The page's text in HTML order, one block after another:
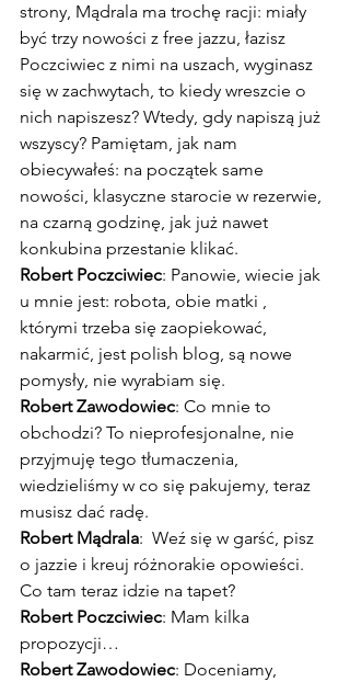
strony, Mądrala ma trochę racji: miały
być trzy nowości z free jazzu, łazisz
Poczciwiec z nimi na uszach, wyginasz
się w zachwytach, to kiedy wreszcie o
nich napiszesz? Wtedy, gdy napiszą już
wszyscy? Pamiętam, jak nam
obiecywałeś: na początek same
nowości, klasyczne starocie w rezerwie,
na czarną godzinę, jak już nawet
konkubina przestanie klikać.
Robert Poczciwiec: Panowie, wiecie jak
u mnie jest: robota, obie matki ,
którymi trzeba się zaopiekować,
nakarmić, jest polish blog, są nowe
pomysły, nie wyrabiam się.
Robert Zawodowiec: Co mnie to
obchodzi? To nieprofesjonalne, nie
przyjmuję tego tłumaczenia,
wiedzieliśmy w co się pakujemy, teraz
musisz dać radę.
Robert Mądrala:  Weź się w garść, pisz
o jazzie i kreuj różnorakie opowieści.
Co tam teraz idzie na tapet?
Robert Poczciwiec: Mam kilka
propozycji…
Robert Zawodowiec: Doceniamy,